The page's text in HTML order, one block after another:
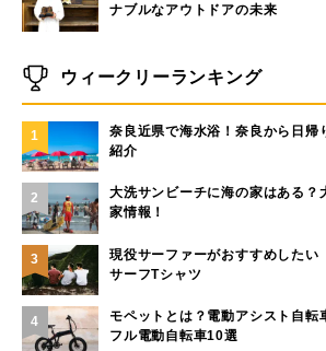
ナブルなアウトドアの未来
ウィークリーランキング
1
奈良近県で海水浴！奈良から日帰
紹介
2
大洗サンビーチに海の家はある？
家情報！
3
現役サーファーがおすすめしたい
サーフTシャツ
4
モペットとは？電動アシスト自転
フル電動自転車10選